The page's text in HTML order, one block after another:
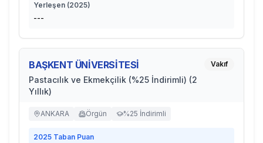
Yerleşen (2025)
---
BAŞKENT ÜNİVERSİTESİ
Pastacılık ve Ekmekçilik (%25 İndirimli) (2
Yıllık)
Vakıf
ANKARA Örgün %25 İndirimli
2025 Taban Puan